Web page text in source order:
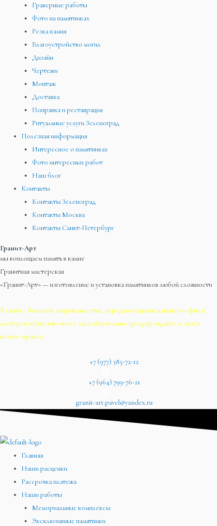
Граверные работы
Фото на памятниках
Резка камня
Благоустройство могил
Дизайн
Чертежи
Монтаж
Доставка
Поправка и реставрация
Ритуальные услуги Зеленоград
Полезная информация
Интересное о памятниках
Фото интересных работ
Наш блог
Контакты
Контакты Зеленоград
Контакты Москва
Контакты Санкт-Петербург
Гранит-Арт
мы воплощаем память в камне
Гранитная мастерская
«Гранит-Арт» — изготовление и установка памятников любой сложности
В связи с большой загруженностью, перед посещением нашего офиса/
мастерской/выставочного зала обязательно предупреждайте о своём
визите заранее.
+7 (977) 385-72-12
+7 (964) 799-76-21
granit-art.pavel@yandex.ru
Главная
Наши расценки
Рассрочка платежа
Наши работы
Мемориальные комплексы
Эксклюзивные памятники